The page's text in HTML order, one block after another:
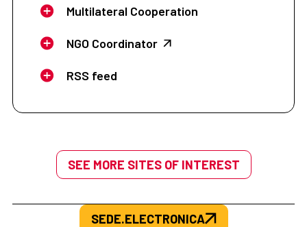
Multilateral Cooperation
NGO Coordinator
RSS feed
SEE MORE SITES OF INTEREST
SEDE.ELECTRONICA